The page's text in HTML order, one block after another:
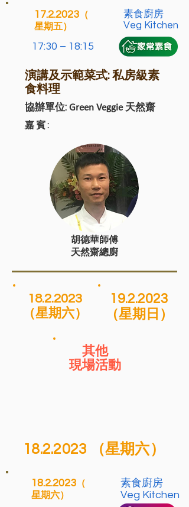
17.2.2023 （
星期五）
17:30 – 18:15
素食廚房
Veg Kitchen
演講及示範菜式: 私房級素
食料理
協辦單位: Green Veggie 天然齋
嘉賓:
胡德華師傅
天然齋總廚
18.2.2023
（星期六）
19.2.2023
（星期日）
其他
現場活動
18.2.2023 （星期六）
18.2.2023 （
星期六）
素食廚房
Veg Kitchen